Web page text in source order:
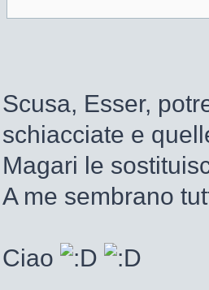
Scusa, Esser,
schiacciate e
Magari le
A me sembrano
Ciao